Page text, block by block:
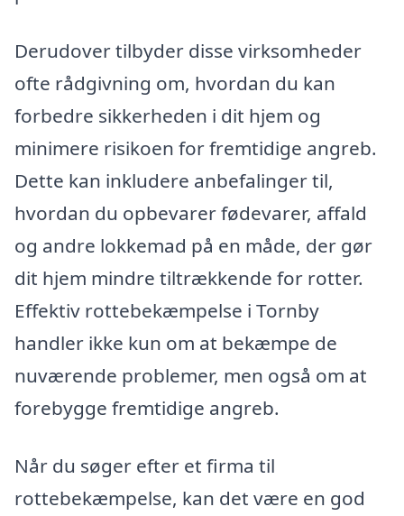
Derudover tilbyder disse virksomheder
ofte rådgivning om, hvordan du kan
forbedre sikkerheden i dit hjem og
minimere risikoen for fremtidige angreb.
Dette kan inkludere anbefalinger til,
hvordan du opbevarer fødevarer, affald
og andre lokkemad på en måde, der gør
dit hjem mindre tiltrækkende for rotter.
Effektiv rottebekæmpelse i Tornby
handler ikke kun om at bekæmpe de
nuværende problemer, men også om at
forebygge fremtidige angreb.
Når du søger efter et firma til
rottebekæmpelse, kan det være en god